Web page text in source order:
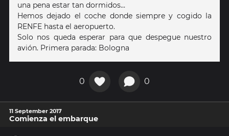
una pena estar tan dormidos...
Hemos dejado el coche donde siempre y cogido la
RENFE hasta el aeropuerto.
Solo nos queda esperar para que despegue nuestro
avión. Primera parada: Bologna
0 0
11 September 2017
Comienza el embarque